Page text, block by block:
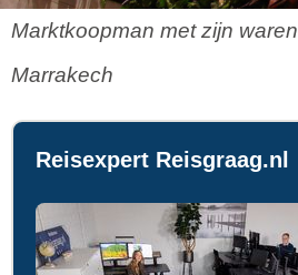
Marktkoopman met zijn
Marrakech
Reisexpert Reisgraag.nl